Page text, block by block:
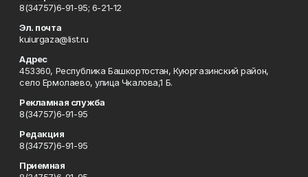
8(34757)6-91-95; 6-21-12
Эл. почта
kuiurgaza@list.ru
Адрес
453360, Республика Башкортостан, Куюргазинский район,
село Ермолаево, улица Чкалова,1 Б.
Рекламная служба
8(34757)6-91-95
Редакция
8(34757)6-91-95
Приемная